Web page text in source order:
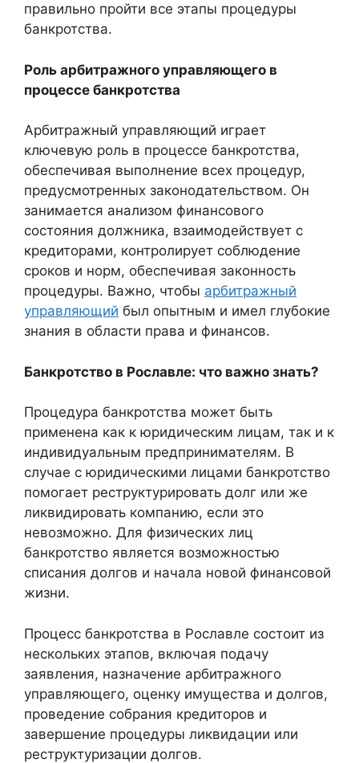
правильно пройти все этапы процедуры
банкротства.
Роль арбитражного управляющего в
процессе банкротства
Арбитражный управляющий играет
ключевую роль в процессе банкротства,
обеспечивая выполнение всех процедур,
предусмотренных законодательством. Он
занимается анализом финансового
состояния должника, взаимодействует с
кредиторами, контролирует соблюдение
сроков и норм, обеспечивая законность
процедуры. Важно, чтобы арбитражный
управляющий был опытным и имел глубокие
знания в области права и финансов.
Банкротство в Рославле: что важно знать?
Процедура банкротства может быть
применена как к юридическим лицам, так и к
индивидуальным предпринимателям. В
случае с юридическими лицами банкротство
помогает реструктурировать долг или же
ликвидировать компанию, если это
невозможно. Для физических лиц
банкротство является возможностью
списания долгов и начала новой финансовой
жизни.
Процесс банкротства в Рославле состоит из
нескольких этапов, включая подачу
заявления, назначение арбитражного
управляющего, оценку имущества и долгов,
проведение собрания кредиторов и
завершение процедуры ликвидации или
реструктуризации долгов.